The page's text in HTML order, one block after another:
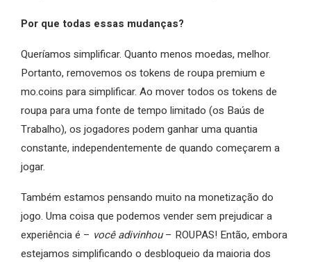
Por que todas essas mudanças?
Queríamos simplificar. Quanto menos moedas, melhor.
Portanto, removemos os tokens de roupa premium e
mo.coins para simplificar. Ao mover todos os tokens de
roupa para uma fonte de tempo limitado (os Baús de
Trabalho), os jogadores podem ganhar uma quantia
constante, independentemente de quando começarem a
jogar.
Também estamos pensando muito na monetização do
jogo. Uma coisa que podemos vender sem prejudicar a
experiência é – você adivinhou– ROUPAS! Então, embora
estejamos simplificando o desbloqueio da maioria dos